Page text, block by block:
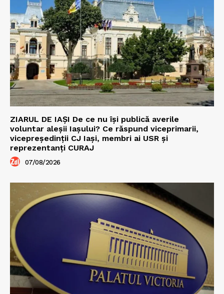
ZIARUL DE IAȘI De ce nu își publică averile
voluntar aleșii Iașului? Ce răspund viceprimarii,
vicepreședinții CJ Iași, membri ai USR și
reprezentanți CURAJ
07/08/2026